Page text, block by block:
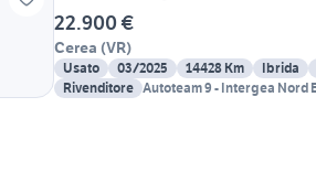
22.900 €
Cerea (VR)
Usato 03/2025 14428 Km Ibrida
Rivenditore Autoteam 9 - Intergea Nord